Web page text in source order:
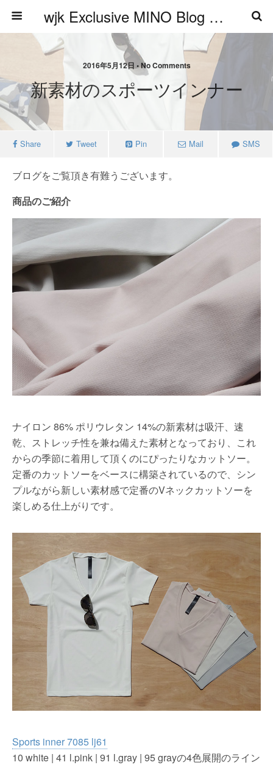
wjk Exclusive MINO Blog ブログ
2016年5月12日 • No Comments
新素材のスポーツインナー
Share Tweet Pin Mail SMS
ブログをご覧頂き有難うございます。
商品のご紹介
ナイロン 86% ポリウレタン 14%の新素材は吸汗、速
乾、ストレッチ性を兼ね備えた素材となっており、これ
からの季節に着用して頂くのにぴったりなカットソー。
定番のカットソーをベースに構築されているので、シン
プルながら新しい素材感で定番のVネックカットソーを
楽しめる仕上がりです。
Sports inner 7085 lj61
10 white | 41 l.pink | 91 l.gray | 95 grayの4色展開のライン